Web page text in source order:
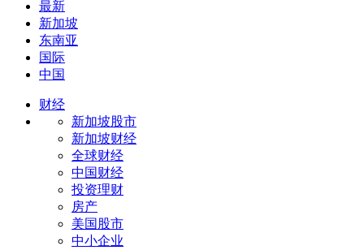
最新
新加坡
东南亚
国际
中国
财经
新加坡股市
新加坡财经
全球财经
中国财经
投资理财
房产
美国股市
中小企业